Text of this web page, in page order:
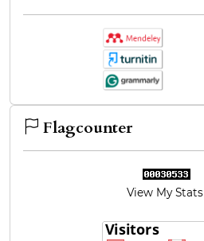
Flagcounter
View My Stats